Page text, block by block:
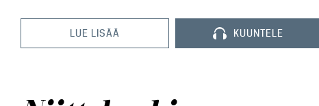
LUE LISÄÄ KUUNTELE